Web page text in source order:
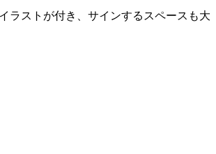
ラストが付き、サインするスペースも大